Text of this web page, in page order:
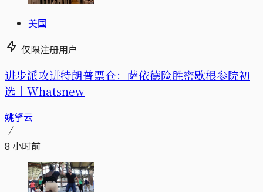
美国
仅限注册用户
进步派攻进特朗普票仓：萨依德险胜密歇根参院初
选｜Whatsnew
姚拏云
8 小时前